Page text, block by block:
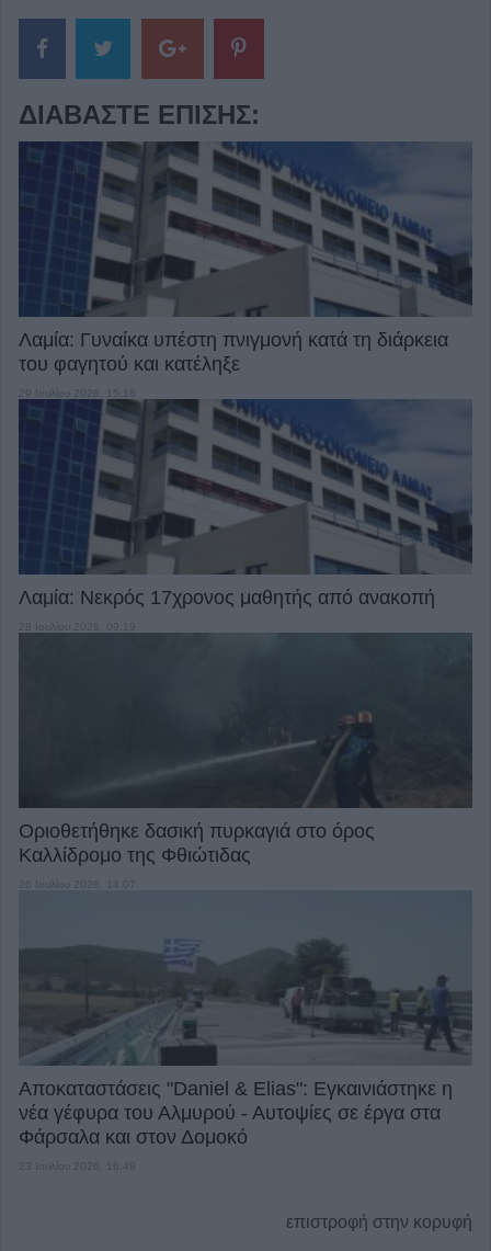
ΔΙΑΒΆΣΤΕ ΕΠΊΣΗΣ:
Λαμία: Γυναίκα υπέστη πνιγμονή κατά τη διάρκεια
του φαγητού και κατέληξε
Λαμία: Νεκρός 17χρονος μαθητής από ανακοπή
Οριοθετήθηκε δασική πυρκαγιά στο όρος
Καλλίδρομο της Φθιώτιδας
26 Ιουλίου 2026, 14:07
Αποκαταστάσεις "Daniel & Elias": Εγκαινιάστηκε η
νέα γέφυρα του Αλμυρού - Αυτοψίες σε έργα στα
Φάρσαλα και στον Δομοκό
επιστροφή στην κορυφή